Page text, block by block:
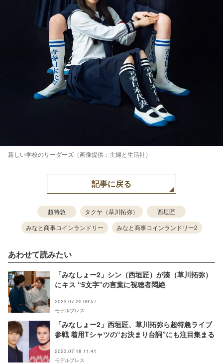
新しい学校のリーダーズ（画像提供：主婦と生活社）
記事に戻る
超特急 タクヤ（草川拓弥）
西垣匠
みなと商事コインランドリー
みなと商事コインランドリー2
あわせて読みたい
「みなしょー2」シン（西垣匠）が湊（草川拓弥）
にキス “5文字”の言葉に視聴者悶絶
2023.07.20 09:57
モデルプレス
「みなしょー2」西垣匠、草川拓弥ら超特急ライブ
参戦 着用Tシャツの“お決まり台詞”にも注目集まる
2023.07.18 11:41
モデルプレス